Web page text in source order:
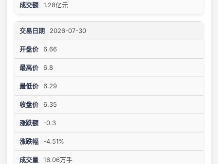
1.28亿元
2026-07-30
6.66
6.8
6.29
6.35
-0.3
-4.51%
16.06万手